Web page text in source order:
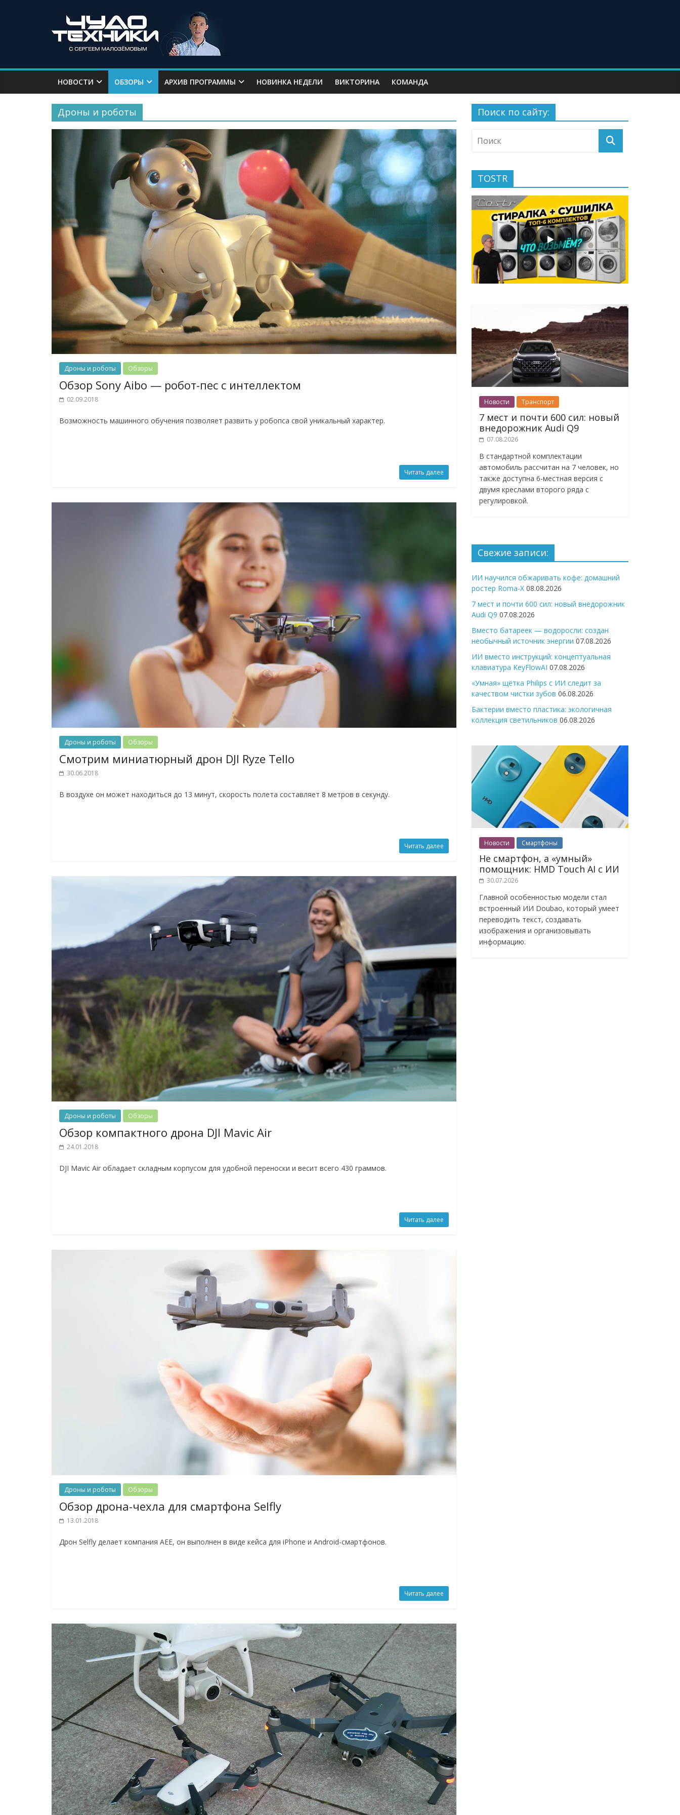
НОВОСТИ ОБЗОРЫ АРХИВ ПРОГРАММЫ НОВИНКА НЕДЕЛИ ВИКТОРИНА КОМАНДА
Дроны и роботы
Дроны и роботы Обзоры
Обзор Sony Aibo — робот-пес с интеллектом
02.09.2018
Возможность машинного обучения позволяет развить у робопса свой уникальный характер.
Читать далее
Дроны и роботы Обзоры
Смотрим миниатюрный дрон DJI Ryze Tello
30.06.2018
В воздухе он может находиться до 13 минут, скорость полета составляет 8 метров в секунду.
Читать далее
Дроны и роботы Обзоры
Обзор компактного дрона DJI Mavic Air
24.01.2018
DJI Mavic Air обладает складным корпусом для удобной переноски и весит всего 430 граммов.
Читать далее
Дроны и роботы Обзоры
Обзор дрона-чехла для смартфона Selfly
13.01.2018
Дрон Selfly делает компания AEE, он выполнен в виде кейса для iPhone и Android-смартфонов.
Читать далее
Поиск по сайту:
TOSTR
Новости Транспорт
7 мест и почти 600 сил: новый
внедорожник Audi Q9
07.08.2026
В стандартной комплектации
автомобиль рассчитан на 7 человек, но
также доступна 6-местная версия с
двумя креслами второго ряда с
регулировкой.
Свежие записи:
ИИ научился обжаривать кофе: домашний
ростер Roma-X 08.08.2026
7 мест и почти 600 сил: новый внедорожник
Audi Q9 07.08.2026
Вместо батареек — водоросли: создан
необычный источник энергии 07.08.2026
ИИ вместо инструкций: концептуальная
клавиатура KeyFlowAI 07.08.2026
«Умная» щётка Philips с ИИ следит за
качеством чистки зубов 06.08.2026
Бактерии вместо пластика: экологичная
коллекция светильников 06.08.2026
Новости Смартфоны
Не смартфон, а «умный»
помощник: HMD Touch AI с ИИ
30.07.2026
Главной особенностью модели стал
встроенный ИИ Doubao, который умеет
переводить текст, создавать
изображения и организовывать
информацию.